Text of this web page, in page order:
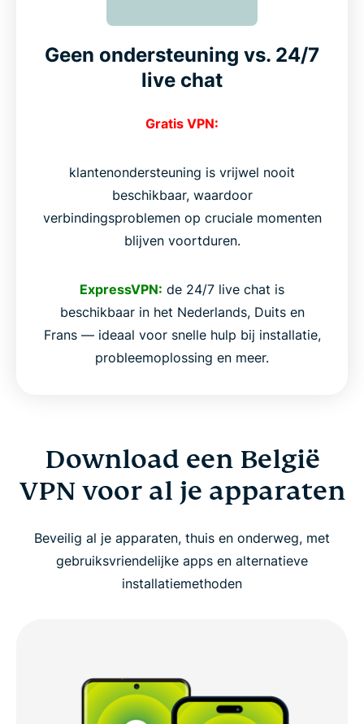
Geen ondersteuning vs. 24/7
live chat
Gratis VPN:
klantenondersteuning is vrijwel nooit
beschikbaar, waardoor
verbindingsproblemen op cruciale momenten
blijven voortduren.
ExpressVPN: de 24/7 live chat is
beschikbaar in het Nederlands, Duits en
Frans — ideaal voor snelle hulp bij installatie,
probleemoplossing en meer.
Download een België
VPN voor al je apparaten
Beveilig al je apparaten, thuis en onderweg, met
gebruiksvriendelijke apps en alternatieve
installatiemethoden